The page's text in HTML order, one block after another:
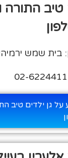
טיב התורה
בית שמש ירמיהו
גן ילדים טיב